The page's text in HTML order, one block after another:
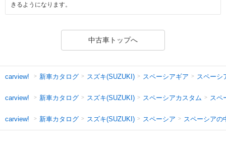
きるようになります。
中古車トップへ
carview! 新車カタログ スズキ(SUZUKI) スペーシアギア スペーシ
carview! 新車カタログ スズキ(SUZUKI) スペーシアカスタム スペ
carview! 新車カタログ スズキ(SUZUKI) スペーシア スペーシアの